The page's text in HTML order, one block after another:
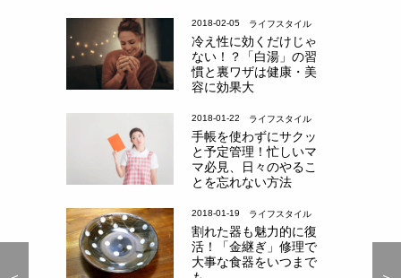
2018-02-05 ライフスタイル
冷え性に効くだけじゃ
ない！？「白湯」の習
慣と裏ワザは健康・美
容に効果大
2018-01-22 ライフスタイル
手帳を使わずにサクッ
と予定管理！忙しいマ
マ必見、日々のやるこ
とを忘れない方法
2018-01-19 ライフスタイル
割れた器も魅力的に復
活！「金継ぎ」修理で
大事な食器をいつまで